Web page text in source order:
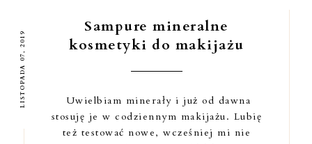
LISTOPADA 07, 2019
Sampure mineralne
kosmetyki do makijażu
Uwielbiam minerały i już od dawna
stosuję je w codziennym makijażu. Lubię
też testować nowe, wcześniej mi nie